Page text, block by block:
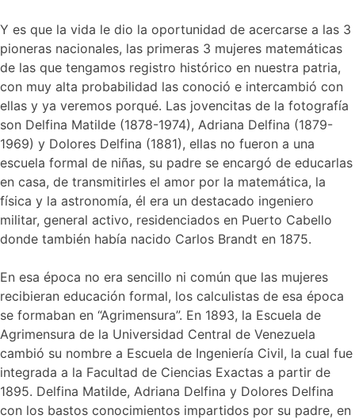
Y es que la vida le dio la oportunidad de acercarse a las 3
pioneras nacionales, las primeras 3 mujeres matemáticas
de las que tengamos registro histórico en nuestra patria,
con muy alta probabilidad las conoció e intercambió con
ellas y ya veremos porqué. Las jovencitas de la fotografía
son Delfina Matilde (1878-1974), Adriana Delfina (1879-
1969) y Dolores Delfina (1881), ellas no fueron a una
escuela formal de niñas, su padre se encargó de educarlas
en casa, de transmitirles el amor por la matemática, la
física y la astronomía, él era un destacado ingeniero
militar, general activo, residenciados en Puerto Cabello
donde también había nacido Carlos Brandt en 1875.
En esa época no era sencillo ni común que las mujeres
recibieran educación formal, los calculistas de esa época
se formaban en “Agrimensura”. En 1893, la Escuela de
Agrimensura de la Universidad Central de Venezuela
cambió su nombre a Escuela de Ingeniería Civil, la cual fue
integrada a la Facultad de Ciencias Exactas a partir de
1895. Delfina Matilde, Adriana Delfina y Dolores Delfina
con los bastos conocimientos impartidos por su padre, en